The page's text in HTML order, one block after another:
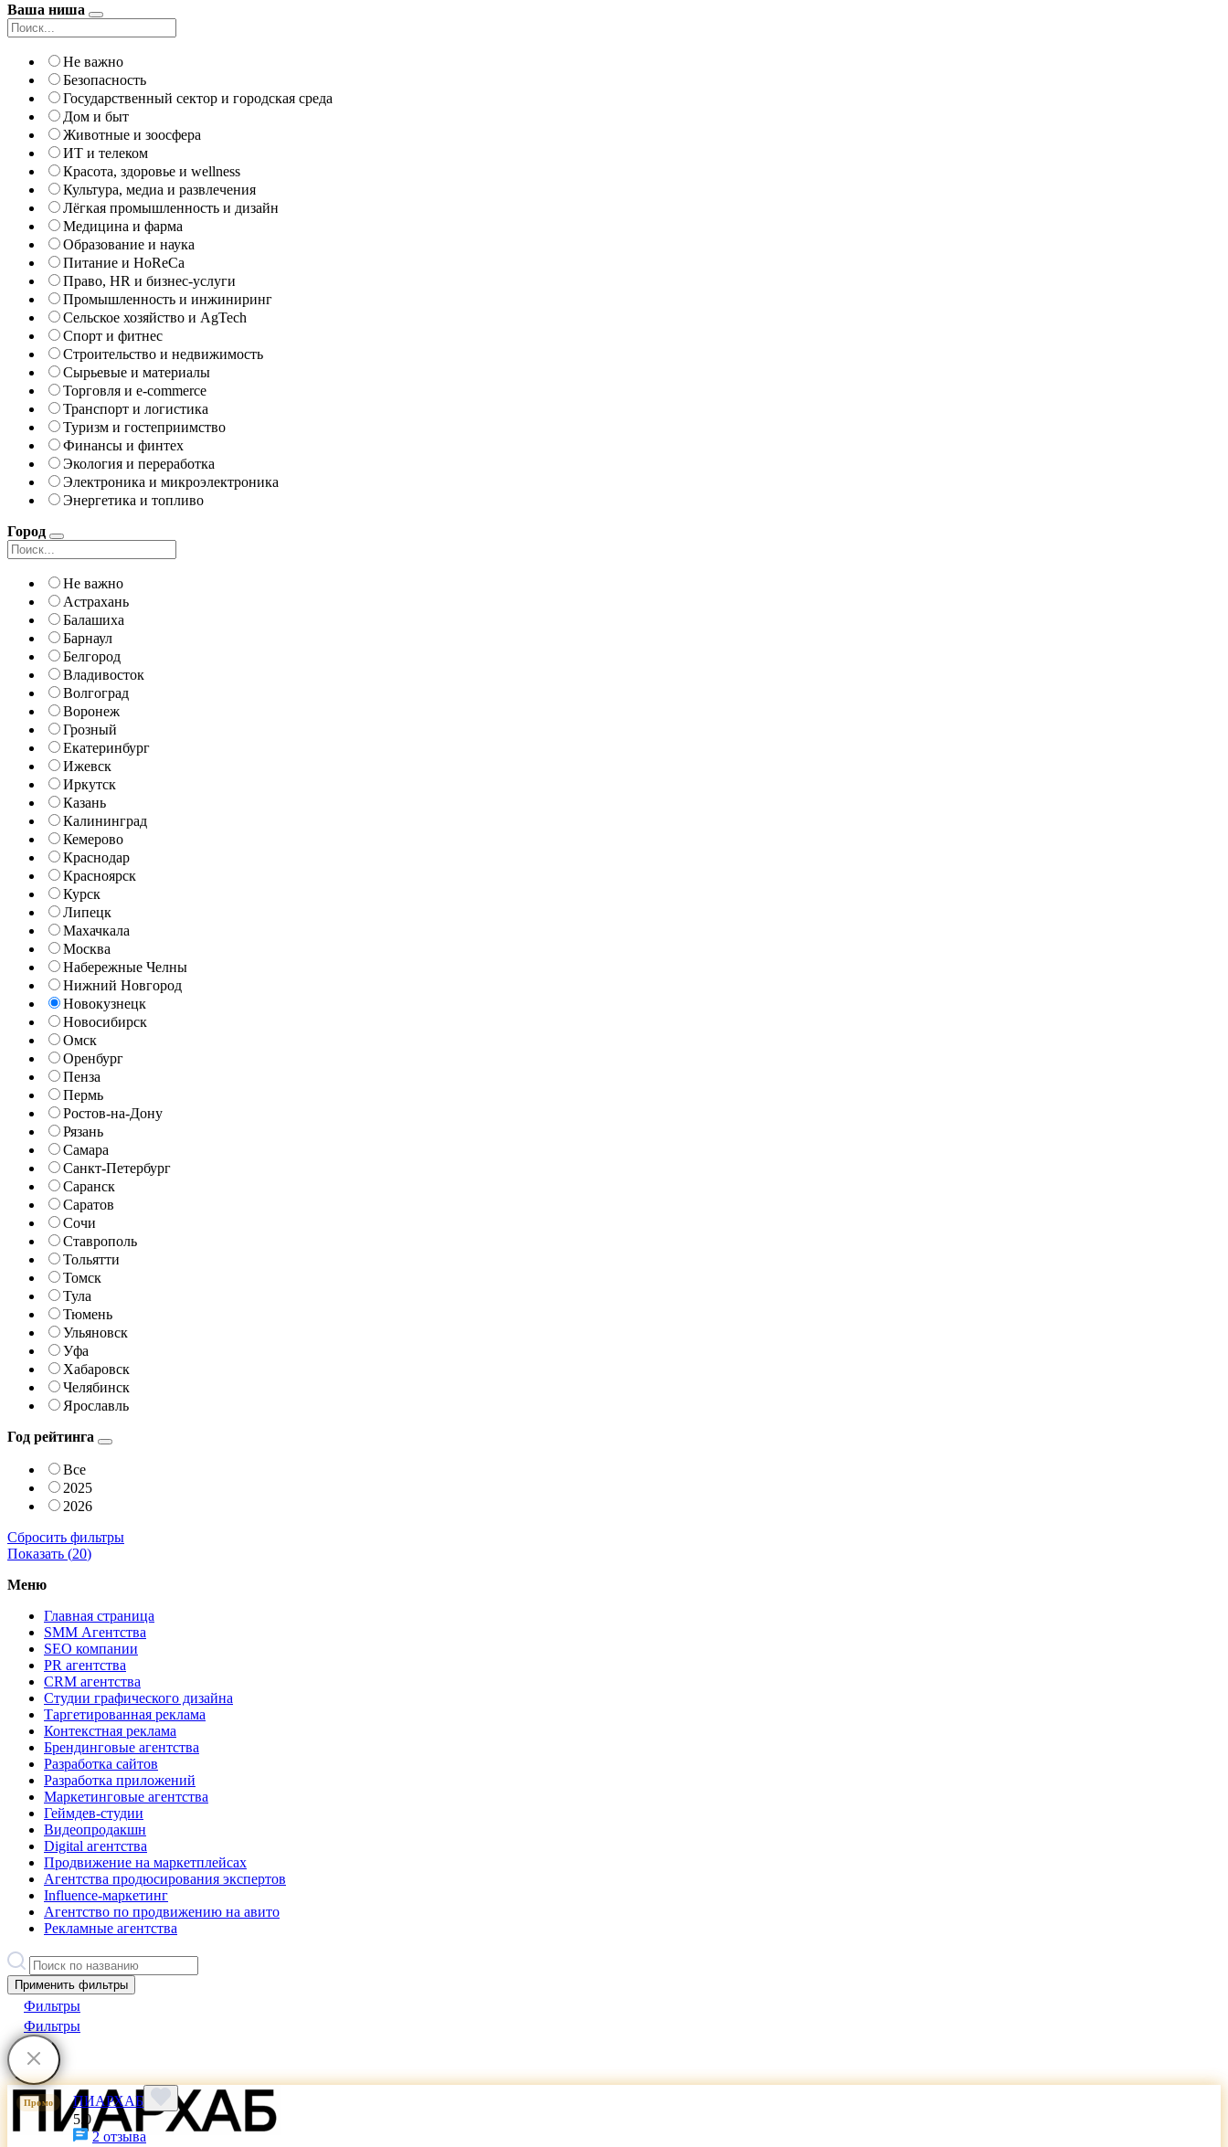
Ваша ниша
Не важно
Безопасность
Государственный сектор и городская среда
Дом и быт
Животные и зоосфера
ИТ и телеком
Красота, здоровье и wellness
Культура, медиа и развлечения
Лёгкая промышленность и дизайн
Медицина и фарма
Образование и наука
Питание и HoReCa
Право, HR и бизнес-услуги
Промышленность и инжиниринг
Сельское хозяйство и AgTech
Спорт и фитнес
Строительство и недвижимость
Сырьевые и материалы
Торговля и e-commerce
Транспорт и логистика
Туризм и гостеприимство
Финансы и финтех
Экология и переработка
Электроника и микроэлектроника
Энергетика и топливо
Город
Не важно
Астрахань
Балашиха
Барнаул
Белгород
Владивосток
Волгоград
Воронеж
Грозный
Екатеринбург
Ижевск
Иркутск
Казань
Калининград
Кемерово
Краснодар
Красноярск
Курск
Липецк
Махачкала
Москва
Набережные Челны
Нижний Новгород
Новокузнецк
Новосибирск
Омск
Оренбург
Пенза
Пермь
Ростов-на-Дону
Рязань
Самара
Санкт-Петербург
Саранск
Саратов
Сочи
Ставрополь
Тольятти
Томск
Тула
Тюмень
Ульяновск
Уфа
Хабаровск
Челябинск
Ярославль
Год рейтинга
Все
2025
2026
Сбросить фильтры
Показать (20)
Меню
Главная страница
SMM Агентства
SEO компании
PR агентства
CRM агентства
Студии графического дизайна
Таргетированная реклама
Контекстная реклама
Брендинговые агентства
Разработка сайтов
Разработка приложений
Маркетинговые агентства
Геймдев-студии
Видеопродакшн
Digital агентства
Продвижение на маркетплейсах
Агентства продюсирования экспертов
Influence-маркетинг
Агентство по продвижению на авито
Рекламные агентства
Применить фильтры
Фильтры
Фильтры
Промо
ПИАРХАБ
5.0
2 отзыва